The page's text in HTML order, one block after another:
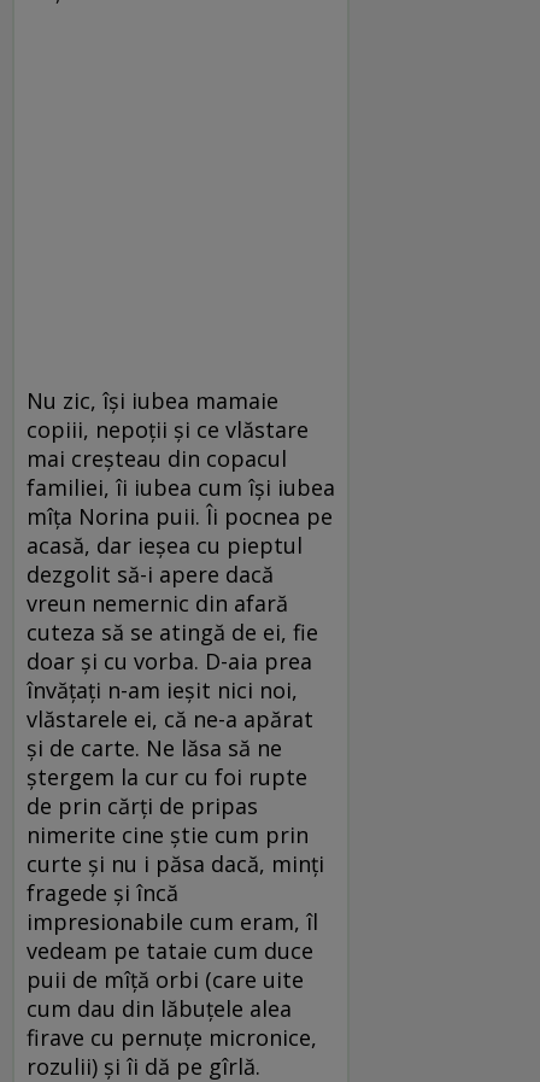
Nu zic, își iubea mamaie
copiii, nepoții și ce vlăstare
mai creșteau din copacul
familiei, îi iubea cum își iubea
mîța Norina puii. Îi pocnea pe
acasă, dar ieșea cu pieptul
dezgolit să-i apere dacă
vreun nemernic din afară
cuteza să se atingă de ei, fie
doar și cu vorba. D-aia prea
învățați n-am ieșit nici noi,
vlăstarele ei, că ne-a apărat
și de carte. Ne lăsa să ne
ștergem la cur cu foi rupte
de prin cărți de pripas
nimerite cine știe cum prin
curte și nu i păsa dacă, minți
fragede și încă
impresionabile cum eram, îl
vedeam pe tataie cum duce
puii de mîță orbi (care uite
cum dau din lăbuțele alea
firave cu pernuțe micronice,
rozulii) și îi dă pe gîrlă.